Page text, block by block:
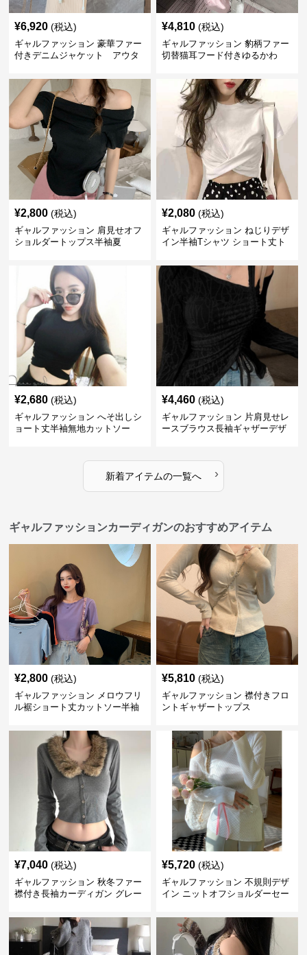
¥6,920 (税込)
ギャルファッション 豪華ファー
付きデニムジャケット アウタ
¥4,810 (税込)
ギャルファッション 豹柄ファー
切替猫耳フード付きゆるかわ
¥2,800 (税込)
ギャルファッション 肩見せオフ
ショルダートップス半袖夏
¥2,080 (税込)
ギャルファッション ねじりデザ
イン半袖Tシャツ ショート丈ト
¥2,680 (税込)
ギャルファッション へそ出しシ
ョート丈半袖無地カットソー
¥4,460 (税込)
ギャルファッション 片肩見せレ
ースブラウス長袖ギャザーデザ
新着アイテムの一覧へ ›
ギャルファッションカーディガンのおすすめアイテム
¥2,800 (税込)
ギャルファッション メロウフリ
ル裾ショート丈カットソー半袖
¥5,810 (税込)
ギャルファッション 襟付きフロ
ントギャザートップス
¥7,040 (税込)
ギャルファッション 秋冬ファー
襟付き長袖カーディガン グレー
¥5,720 (税込)
ギャルファッション 不規則デザ
イン ニットオフショルダーセー